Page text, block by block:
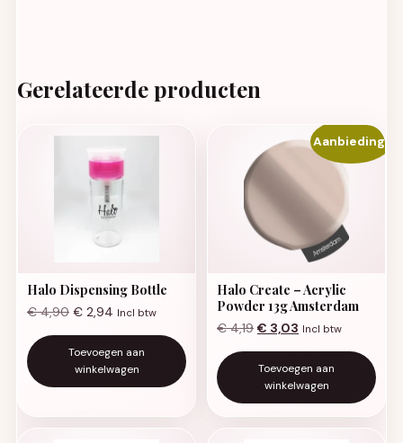
Gerelateerde producten
Halo Dispensing Bottle
€4,90 € 2,94 Incl btw
Toevoegen aan
winkelwagen
Aanbieding!
Halo Create – Acrylic
Powder 13g Amsterdam
€4,19 Oorspronkelijke prijs
€ 3,03 Huidige prijs is: €
Incl btw
Toevoegen aan
winkelwagen